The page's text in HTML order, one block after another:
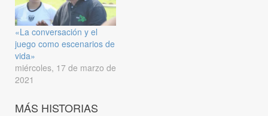
«La conversación y el
juego como escenarios de
vida»
miércoles, 17 de marzo de
2021
MÁS HISTORIAS